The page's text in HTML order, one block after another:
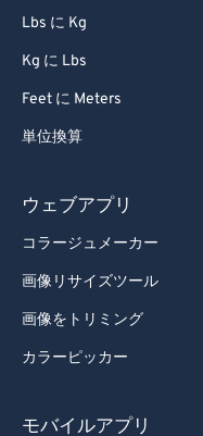
Lbs に Kg
Kg に Lbs
Feet に Meters
単位換算
ウェブアプリ
コラージュメーカー
画像リサイズツール
画像をトリミング
カラーピッカー
モバイルアプリ